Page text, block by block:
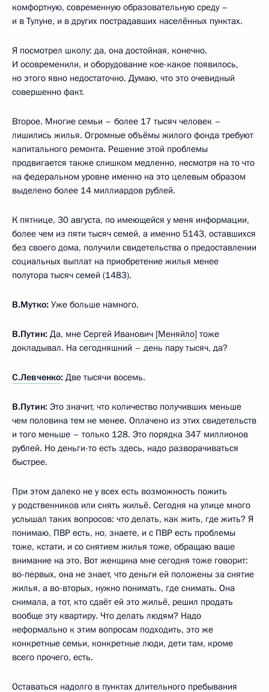
комфортную, современную образовательную среду –
и в Тулуне, и в других пострадавших населённых пунктах.
Я посмотрел школу: да, она достойная, конечно.
И осовременили, и оборудование кое-какое появилось,
но этого явно недостаточно. Думаю, что это очевидный
совершенно факт.
Второе. Многие семьи – более 17 тысяч человек –
лишились жилья. Огромные объёмы жилого фонда требуют
капитального ремонта. Решение этой проблемы
продвигается также слишком медленно, несмотря на то что
на федеральном уровне именно на это целевым образом
выделено более 14 миллиардов рублей.
К пятнице, 30 августа, по имеющейся у меня информации,
более чем из пяти тысяч семей, а именно 5143, оставшихся
без своего дома, получили свидетельства о предоставлении
социальных выплат на приобретение жилья менее
полутора тысяч семей (1483).
В.Мутко: Уже больше намного.
В.Путин: Да, мне Сергей Иванович [Меняйло] тоже
докладывал. На сегодняшний – день пару тысяч, да?
С.Левченко: Две тысячи восемь.
В.Путин: Это значит, что количество получивших меньше
чем половина тем не менее. Оплачено из этих свидетельств
и того меньше – только 128. Это порядка 347 миллионов
рублей. Но деньги-то есть здесь, надо разворачиваться
быстрее.
При этом далеко не у всех есть возможность пожить
у родственников или снять жильё. Сегодня на улице много
услышал таких вопросов: что делать, как жить, где жить? Я
понимаю, ПВР есть, но, знаете, и с ПВР есть проблемы
тоже, кстати, и со снятием жилья тоже, обращаю ваше
внимание на это. Вот женщина мне сегодня тоже говорит:
во-первых, она не знает, что деньги ей положены за снятие
жилья, а во-вторых, нужно понимать, где снимать. Она
снимала, а тот, кто сдаёт ей это жильё, решил продать
вообще эту квартиру. Что делать людям? Надо
неформально к этим вопросам подходить, это же
конкретные семьи, конкретные люди, дети там, кроме
всего прочего, есть.
Оставаться надолго в пунктах длительного пребывания